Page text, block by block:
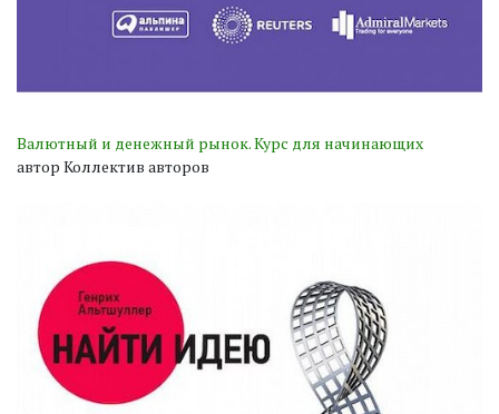
Валютный и денежный рынок. Курс для начинающих
автор Коллектив авторов